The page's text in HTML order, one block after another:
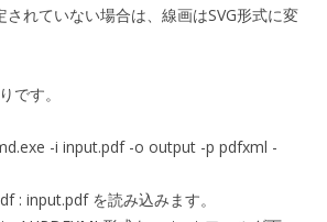
されていない場合は、線画はSVG形式に変
です。
-i input.pdf -o output -p pdfxml -
: input.pdf を読み込みます。